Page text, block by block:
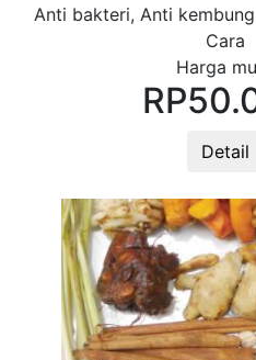
Anti bakteri, Anti
Cara
Harga
RP
Detail